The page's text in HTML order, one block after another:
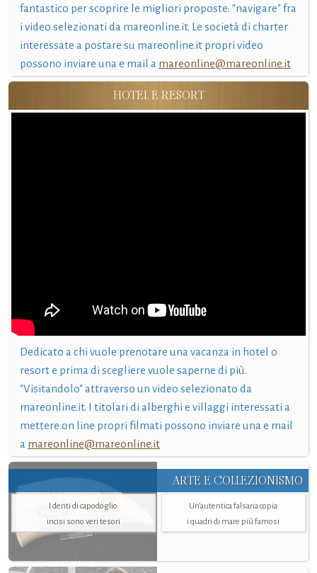
fantastico per scoprire le migliori proposte: "navigare" fra
i video selezionati da mareonline.it. Le società di charter
interessate a postare su mareonline.it propri video
possono inviare una e mail a mareonline@mareonline.it
HOTEL E RESORT
Dedicato a chi vuole prenotare una vacanza in hotel o
resort e prima di scegliere vuole saperne di più.
"Visitandolo" attraverso un video selezionato da
mareonline.it. I titolari di alberghi e villaggi interessati a
mettere on line propri filmati possono inviare una e mail
a mareonline@mareonline.it
ARTE E COLLEZIONISMO
I denti di capodoglio
incisi sono veri tesori
Un’autentica falsaria copia
i quadri di mare più famosi